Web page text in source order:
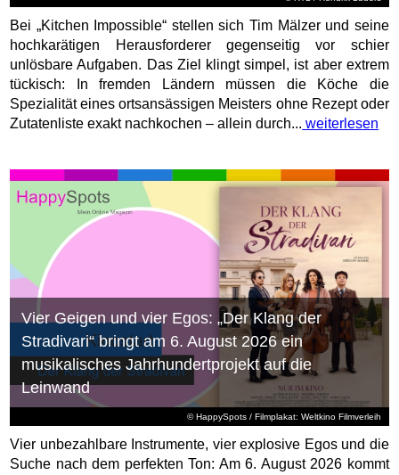
Bei „Kitchen Impossible“ stellen sich Tim Mälzer und seine
hochkarätigen Herausforderer gegenseitig vor schier
unlösbare Aufgaben. Das Ziel klingt simpel, ist aber extrem
tückisch: In fremden Ländern müssen die Köche die
Spezialität eines ortsansässigen Meisters ohne Rezept oder
Zutatenliste exakt nachkochen – allein durch... weiterlesen
© HappySpots / Filmplakat: Weltkino Filmverleih
Vier Geigen und vier Egos: „Der Klang der
Stradivari“ bringt am 6. August 2026 ein
musikalisches Jahrhundertprojekt auf die
Leinwand
Vier unbezahlbare Instrumente, vier explosive Egos und die
Suche nach dem perfekten Ton: Am 6. August 2026 kommt